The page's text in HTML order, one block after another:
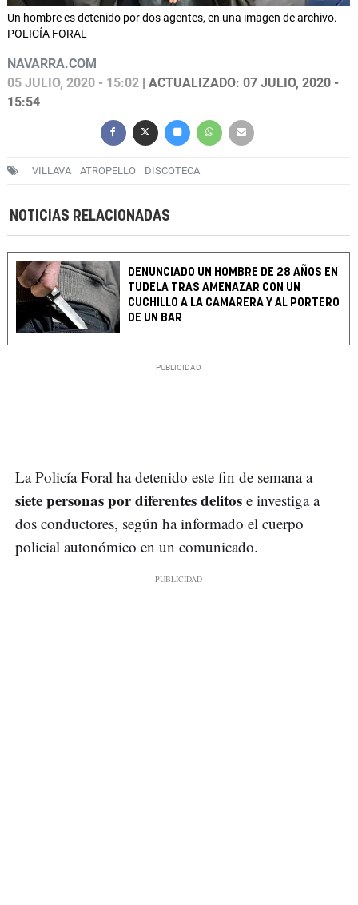
Un hombre es detenido por dos agentes, en una imagen de archivo.
POLICÍA FORAL
NAVARRA.COM
05 JULIO, 2020 - 15:02 | ACTUALIZADO: 07 JULIO, 2020 -
15:54
VILLAVA ATROPELLO DISCOTECA
NOTICIAS RELACIONADAS
DENUNCIADO UN HOMBRE DE 28 AÑOS EN
TUDELA TRAS AMENAZAR CON UN
CUCHILLO A LA CAMARERA Y AL PORTERO
DE UN BAR
La Policía Foral ha detenido este fin de semana a
siete personas por diferentes delitos e investiga a
dos conductores, según ha informado el cuerpo
policial autonómico en un comunicado.